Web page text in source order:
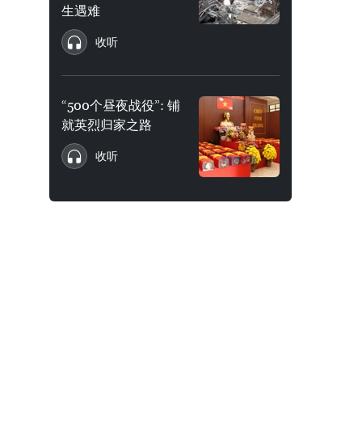
生遇难
收听
“500个昼夜战役”: 铺
就英烈归家之路
收听